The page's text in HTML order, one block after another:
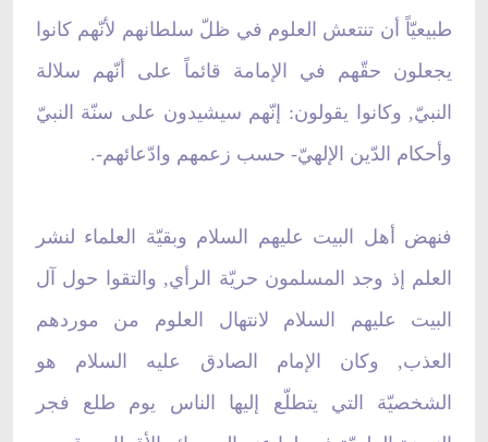
طبيعيّاً أن تنتعش العلوم في ظلّ سلطانهم لأنّهم كانوا
يجعلون حقّهم في الإمامة قائماً على أنّهم سلالة
النبيّ, وكانوا يقولون: إنّهم سيشيدون على سنّة النبيّ
وأحكام الدّين الإلهيّ- حسب زعمهم وادّعائهم-.
فنهض أهل البيت عليهم السلام وبقيّة العلماء لنشر
العلم إذ وجد المسلمون حريّة الرأي, والتقوا حول آل
البيت عليهم السلام لانتهال العلوم من موردهم
العذب, وكان الإمام الصادق عليه السلام هو
الشخصيّة التي يتطلّع إليها الناس يوم طلع فجر